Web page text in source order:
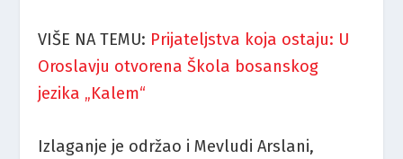
VIŠE NA TEMU: Prijateljstva koja ostaju: U
Oroslavju otvorena Škola bosanskog
jezika „Kalem“
Izlaganje je održao i Mevludi Arslani,